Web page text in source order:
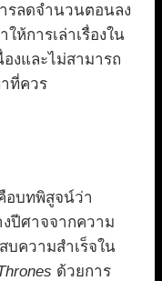
รลดจำนวนตอนลง
ห้การเล่าเรื่องใน
งและไม่สามารถ
ที่ควร
บทพิสูจน์ว่า
งปีศาจจากความ
บความสำเร็จใน
ด้วยการ